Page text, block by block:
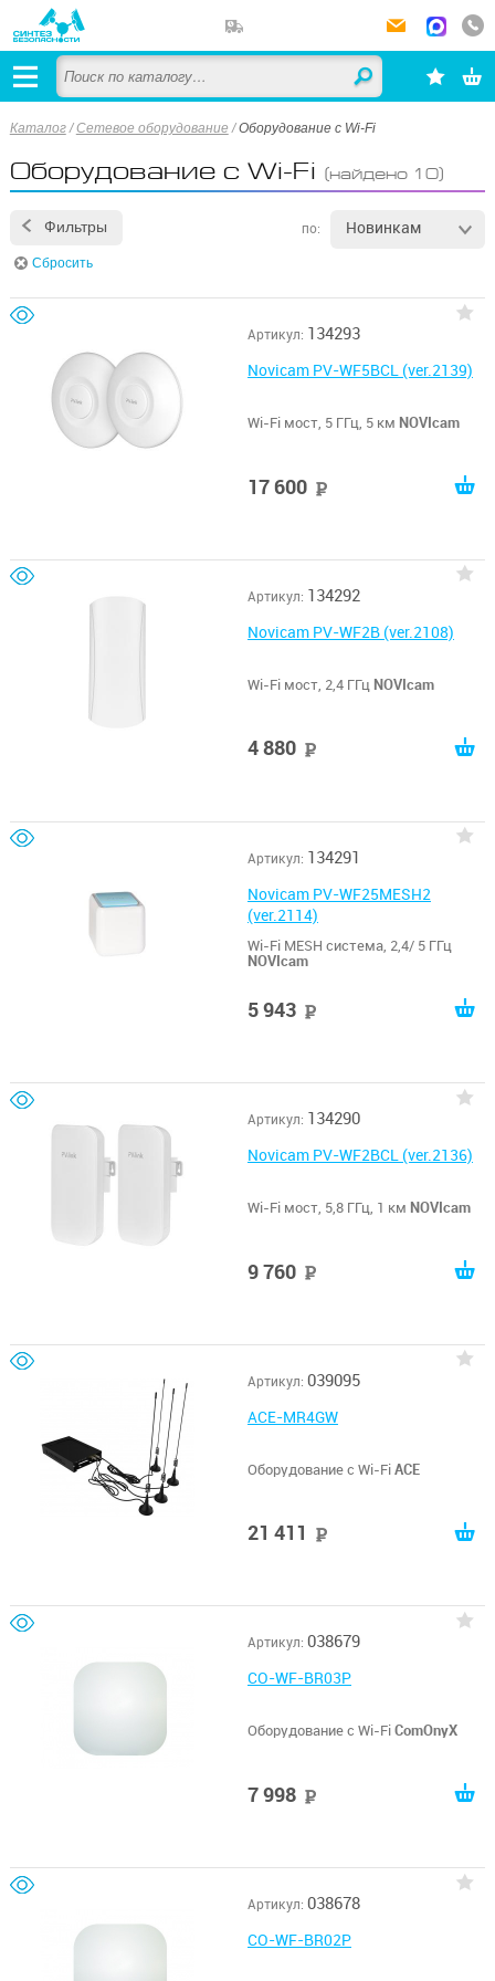
Каталог /Сетевое оборудование /Оборудование с Wi-Fi
Оборудование с Wi-Fi (найдено 10)
Фильтры по: Новинкам
Сбросить
Артикул: 134293
Novicam PV-WF5BCL (ver.2139)
Wi-Fi мост, 5 ГГц, 5 км NOVIcam
17 600
Артикул: 134292
Novicam PV-WF2B (ver.2108)
Wi-Fi мост, 2,4 ГГц NOVIcam
4 880
Артикул: 134291
Novicam PV-WF25MESH2
(ver.2114)
Wi-Fi MESH система, 2,4/ 5 ГГц
NOVIcam
5 943
Артикул: 134290
Novicam PV-WF2BCL (ver.2136)
Wi-Fi мост, 5,8 ГГц, 1 км NOVIcam
9 760
Артикул: 039095
ACE-MR4GW
Оборудование с Wi-FiACE
21 411
Артикул: 038679
CO-WF-BR03P
Оборудование с Wi-FiComOnyX
7 998
Артикул: 038678
CO-WF-BR02P